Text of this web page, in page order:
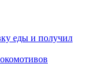
еды и получил